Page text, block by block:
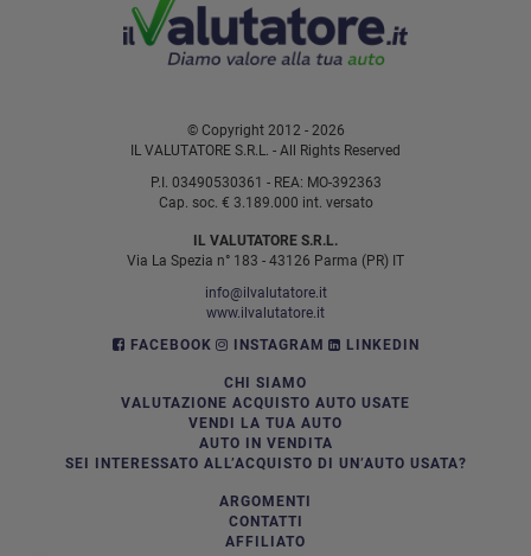
© Copyright 2012 - 2026
IL VALUTATORE S.R.L. - All Rights Reserved
P.I. 03490530361 - REA: MO-392363
Cap. soc. € 3.189.000 int. versato
IL VALUTATORE S.R.L.
Via La Spezia n° 183 - 43126 Parma (PR) IT
info@ilvalutatore.it
www.ilvalutatore.it
FACEBOOK
INSTAGRAM LINKEDIN
CHI SIAMO
VALUTAZIONE ACQUISTO AUTO USATE
VENDI LA TUA AUTO
AUTO IN VENDITA
SEI INTERESSATO ALL’ACQUISTO DI UN’AUTO USATA?
ARGOMENTI
CONTATTI
AFFILIATO